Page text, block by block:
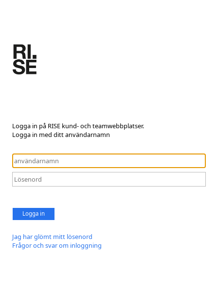
Logga in på RISE kund- och teamwebbplatser.
Logga in med ditt användarnamn
Logga in
Jag har glömt mitt lösenord
Frågor och svar om inloggning